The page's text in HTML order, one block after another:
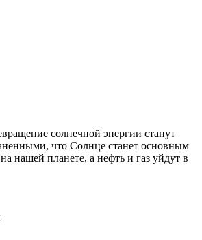
солнечной энергии станут
что Солнце станет основным
нашей планете, а нефть и газ уйдут в